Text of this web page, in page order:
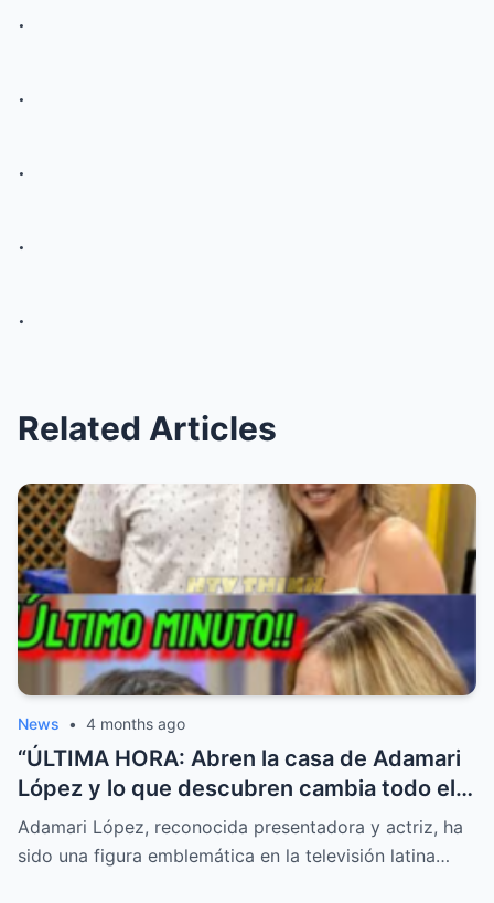
.
.
.
.
.
Related Articles
News • 4 months ago
“ÚLTIMA HORA: Abren la casa de Adamari
López y lo que descubren cambia todo el
reporte”
Adamari López, reconocida presentadora y actriz, ha
sido una figura emblemática en la televisión latina…